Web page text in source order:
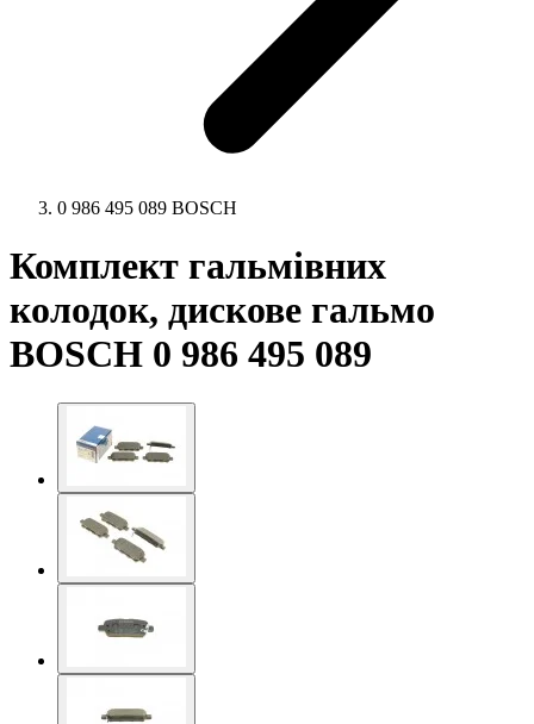
0 986 495 089 BOSCH
Комплект гальмівних
колодок, дискове гальмо
BOSCH 0 986 495 089